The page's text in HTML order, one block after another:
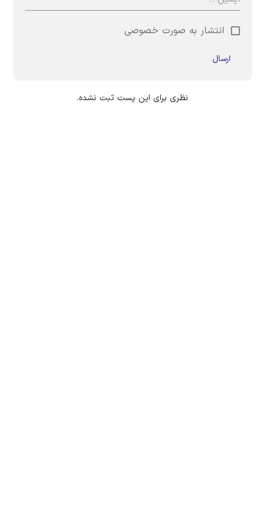
انتشار به صورت خصوصی
ارسال
نظری برای این پست ثبت نشده.